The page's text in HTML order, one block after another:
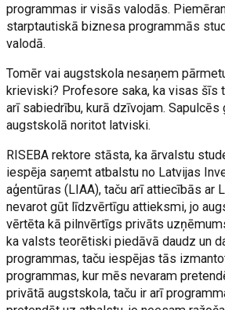
programmas ir visās valodās.
starptautiskā biznesa programmās
valodā.
Tomēr vai augstskola nesaņem
krieviski? Profesore saka, ka visas šīs
arī sabiedrību, kurā dzīvojam. Sapulcēs
augstskolā noritot latviski.
RISEBA rektore stāsta, ka ārvalstu
iespēja saņemt atbalstu no Latvijas
aģentūras (LIAA), taču arī attiecībās ar
nevarot gūt līdzvērtīgu attieksmi, jo
vērtēta kā pilnvērtīgs privāts
ka valsts teorētiski piedāvā daudz un
programmas, taču iespējas tās
programmas, kur mēs nevaram
privātā augstskola, taču ir arī